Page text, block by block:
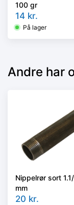
100 gr
14 kr.
På lager
Andre har
Nippelrør sort
mm
20 kr.